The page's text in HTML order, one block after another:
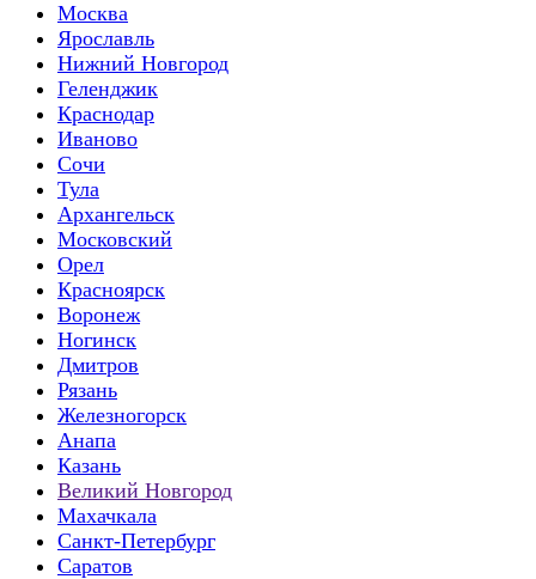
Москва
Ярославль
Нижний Новгород
Геленджик
Краснодар
Иваново
Сочи
Тула
Архангельск
Московский
Орел
Красноярск
Воронеж
Ногинск
Дмитров
Рязань
Железногорск
Анапа
Казань
Великий Новгород
Махачкала
Санкт-Петербург
Саратов